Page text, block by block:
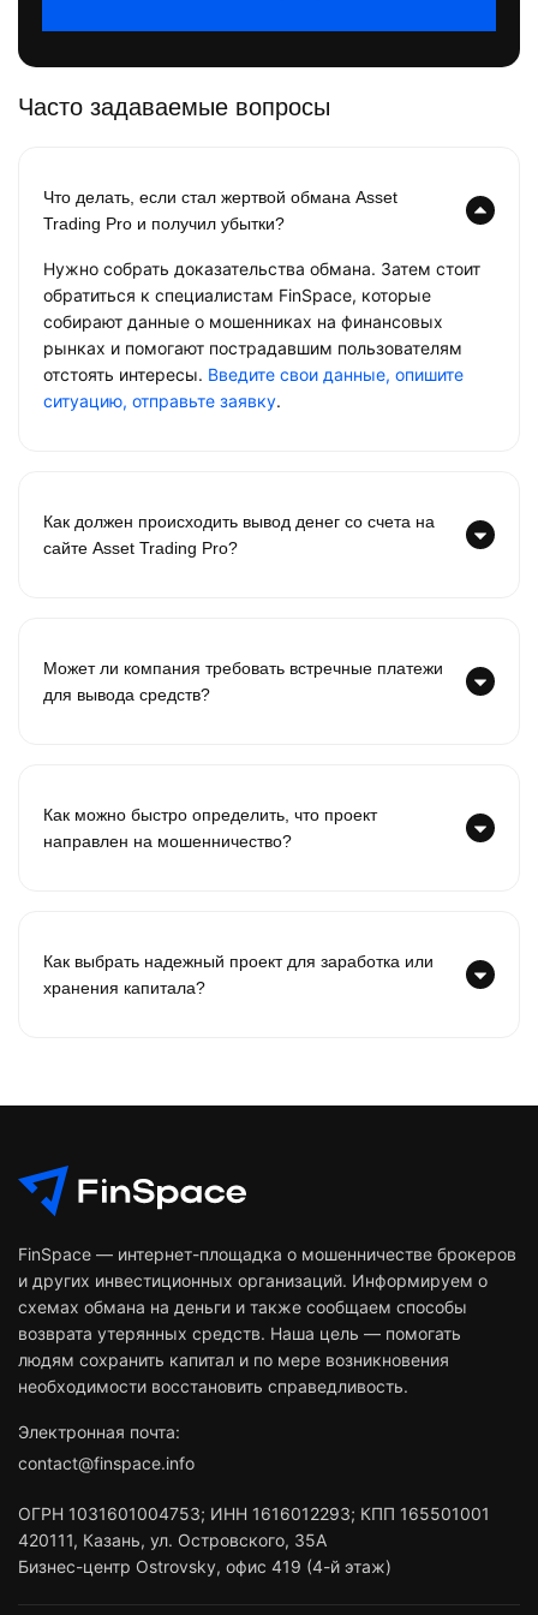
Часто задаваемые вопросы
Что делать, если стал жертвой обмана Asset
Trading Pro и получил убытки?
Нужно собрать доказательства обмана. Затем стоит
обратиться к специалистам FinSpace, которые
собирают данные о мошенниках на финансовых
рынках и помогают пострадавшим пользователям
отстоять интересы. Введите свои данные, опишите
ситуацию, отправьте заявку.
Как должен происходить вывод денег со счета на
сайте Asset Trading Pro?
Может ли компания требовать встречные платежи
для вывода средств?
Как можно быстро определить, что проект
направлен на мошенничество?
Как выбрать надежный проект для заработка или
хранения капитала?
FinSpace — интернет-площадка о мошенничестве брокеров
и других инвестиционных организаций. Информируем о
схемах обмана на деньги и также сообщаем способы
возврата утерянных средств. Наша цель — помогать
людям сохранить капитал и по мере возникновения
необходимости восстановить справедливость.
Электронная почта:
contact@finspace.info
ОГРН 1031601004753; ИНН 1616012293; КПП 165501001
420111, Казань, ул. Островского, 35А
Бизнес-центр Ostrovsky, офис 419 (4-й этаж)